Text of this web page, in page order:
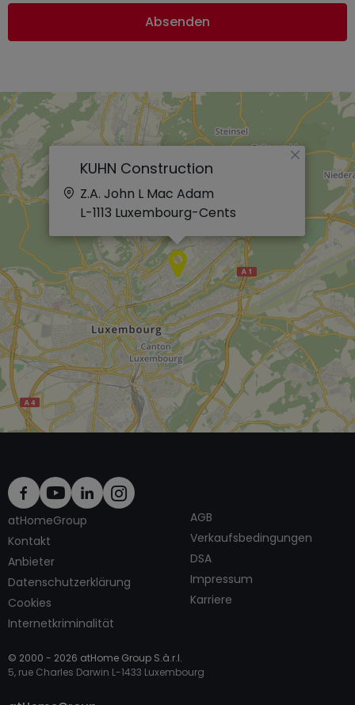
Absenden
KUHN Construction
Z.A. John L Mac Adam
L-1113 Luxembourg-Cents
×
atHomeGroup
Kontakt
Anbieter
Datenschutzerklärung
Cookies
Internetkriminalität
AGB
Verkaufsbedingungen
DSA
Impressum
Karriere
© 2000 - 2026 atHome Group S.à.r.l.
5, rue Charles Darwin L-1433 Luxembourg